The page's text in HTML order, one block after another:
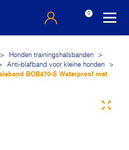
0
> Honden trainingshalsbanden
>
Anti-blafband voor kleine honden
>
BOB470-S Waterproof met